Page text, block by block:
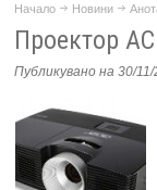
Продукти
Компоненти
Лаптопи
Таблети
Начало Новини
Проектор
Публикувано на 30/11/